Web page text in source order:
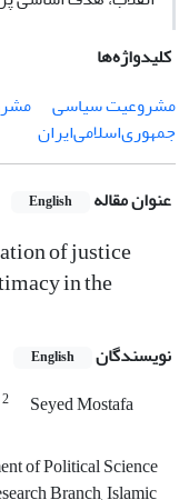
کلیدواژه‌ها
مشروعیت سیاسی
جمهوری‌اسلامی‌ایران
عنوان مقاله English
of justice
in the
نویسندگان English
2
Seyed Mostafa
of Political Science